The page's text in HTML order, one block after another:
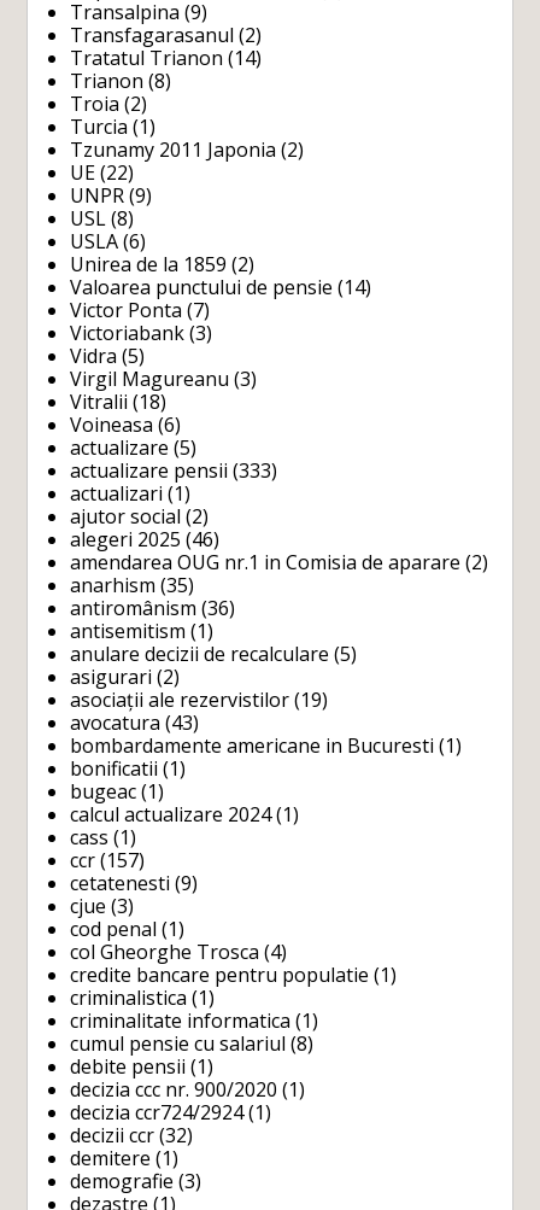
Transalpina (9)
Transfagarasanul (2)
Tratatul Trianon (14)
Trianon (8)
Troia (2)
Turcia (1)
Tzunamy 2011 Japonia (2)
UE (22)
UNPR (9)
USL (8)
USLA (6)
Unirea de la 1859 (2)
Valoarea punctului de pensie (14)
Victor Ponta (7)
Victoriabank (3)
Vidra (5)
Virgil Magureanu (3)
Vitralii (18)
Voineasa (6)
actualizare (5)
actualizare pensii (333)
actualizari (1)
ajutor social (2)
alegeri 2025 (46)
amendarea OUG nr.1 in Comisia de aparare (2)
anarhism (35)
antiromânism (36)
antisemitism (1)
anulare decizii de recalculare (5)
asigurari (2)
asociații ale rezervistilor (19)
avocatura (43)
bombardamente americane in Bucuresti (1)
bonificatii (1)
bugeac (1)
calcul actualizare 2024(1)
cass (1)
ccr (157)
cetatenesti (9)
cjue (3)
cod penal (1)
col Gheorghe Trosca (4)
credite bancare pentru populatie (1)
criminalistica (1)
criminalitate informatica (1)
cumul pensie cu salariul (8)
debite pensii (1)
decizia ccc nr. 900/2020 (1)
decizia ccr724/2924(1)
decizii ccr (32)
demitere (1)
demografie (3)
dezastre (1)